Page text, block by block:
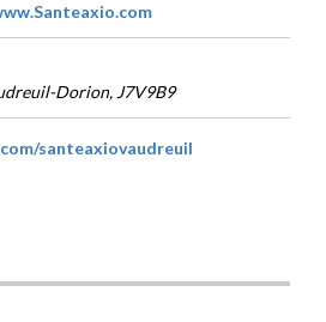
Dorion, J7V9B9
santeaxiovaudreuil